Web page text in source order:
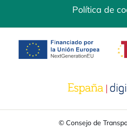
Política de
se abre en una
se
© Consejo de